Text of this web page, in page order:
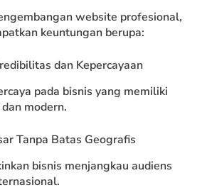
website profesional,
keuntungan berupa:
dan Kepercayaan
pada bisnis yang memiliki
modern.
Tanpa Batas Geografis
bisnis menjangkau audiens